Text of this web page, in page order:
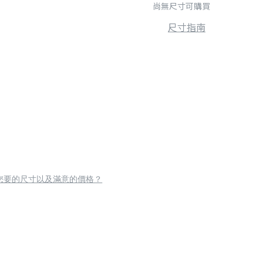
尚無尺寸可購買
尺寸指南
要的尺寸以及滿意的價格？